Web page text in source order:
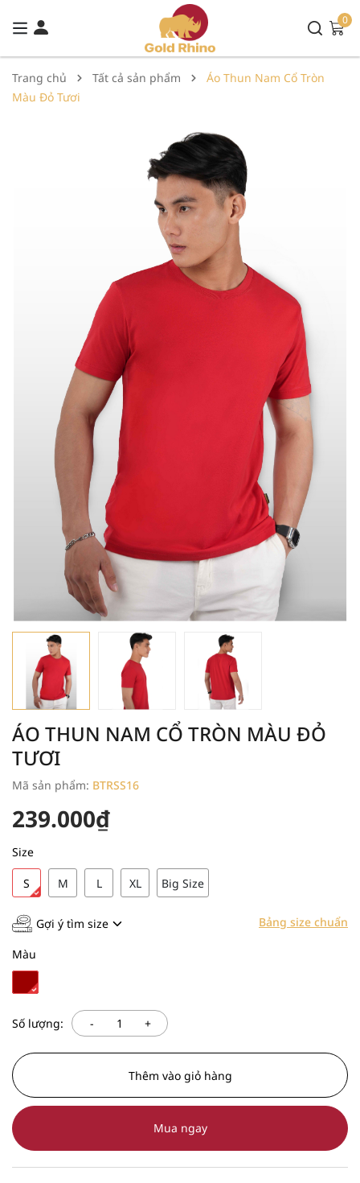
0
Trang chủ Tất cả sản phẩm
Áo Thun Nam Cổ Tròn
Màu Đỏ Tươi
ÁO THUN NAM CỔ TRÒN MÀU ĐỎ
TƯƠI
Mã sản phẩm: BTRSS16
239.000₫
Size
S M L XL Big Size
Gợi ý tìm size Bảng size chuẩn
Màu
Số lượng: - +
Thêm vào giỏ hàng
Mua ngay